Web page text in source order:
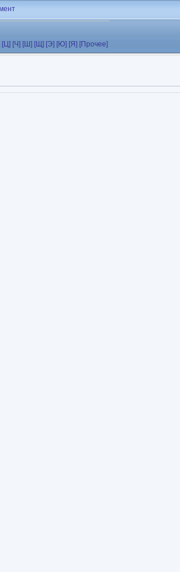
[Ц] [Ч] [Ш] [Щ] [Э] [Ю] [Я] [Прочее]